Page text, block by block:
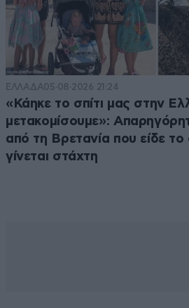
ΕΛΛΑΔΑ05·08·2026 21:24
«Κάηκε το σπίτι μας στην
μετακομίσουμε»:
από τη Βρετανία που είδε
γίνεται στάχτη